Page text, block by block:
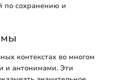
по сохранению и
контекстах во многом
и антонимами. Эти